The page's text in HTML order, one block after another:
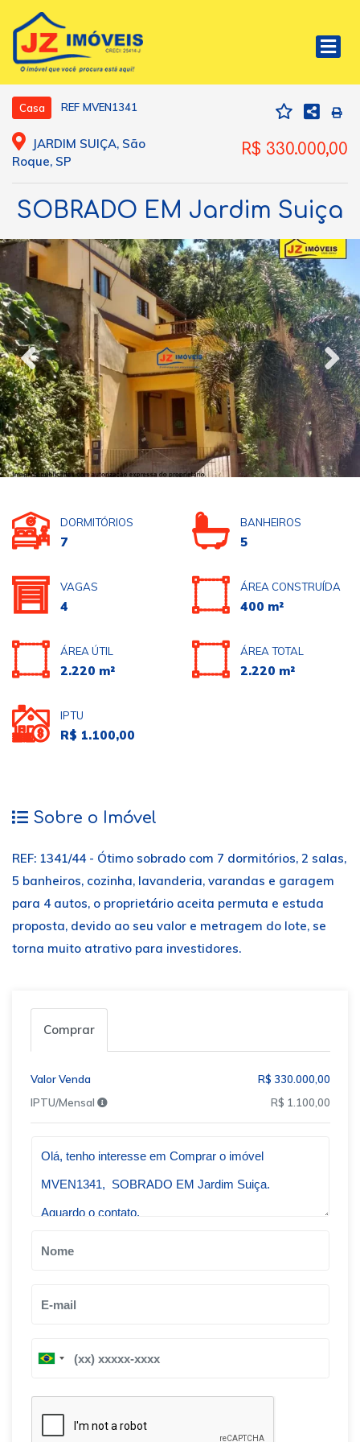
Casa REF MVEN1341
JARDIM SUIÇA, São
Roque, SP
R$ 330.000,00
SOBRADO EM Jardim Suiça
DORMITÓRIOS
7
BANHEIROS
5
VAGAS
4
ÁREA CONSTRUÍDA
400 m²
ÁREA ÚTIL
2.220 m²
ÁREA TOTAL
2.220 m²
IPTU
R$ 1.100,00
Sobre o Imóvel
REF: 1341/44 - Ótimo sobrado com 7 dormitórios, 2 salas,
5 banheiros, cozinha, lavanderia, varandas e garagem
para 4 autos, o proprietário aceita permuta e estuda
proposta, devido ao seu valor e metragem do lote, se
torna muito atrativo para investidores.
Comprar
Valor Venda
R$ 330.000,00
IPTU/Mensal
R$ 1.100,00
B
i
l